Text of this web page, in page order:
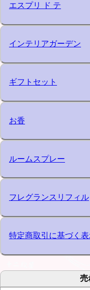
エスプリ ド テ
インテリアガーデン
ギフトセット
お香
ルームスプレー
フレグランスリフィル
特定商取引に基づく
売